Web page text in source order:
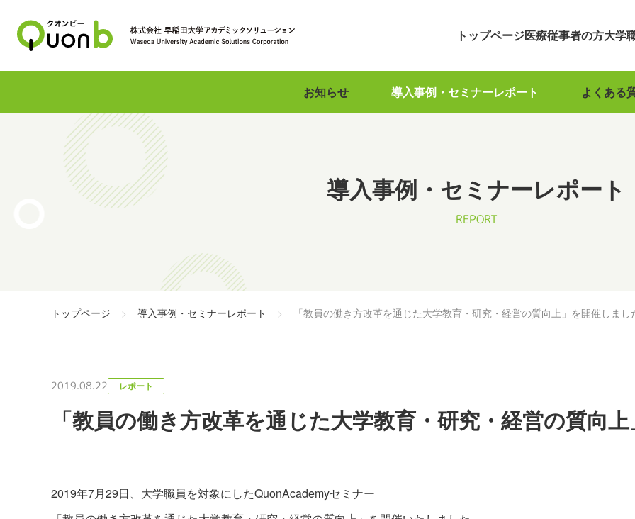
トップページ医療従事者の方大学
お知らせ 導入事例・セミナーレポート よくある
導入事例・セミナーレポート
REPORT
トップページ 導入事例・セミナーレポート 「教員の働き方改革を通じた大学教育・研究・経営の質向上」を開催しまし
2019.08.22 レポート
「教員の働き方改革を通じた大学教育・研究・経営の質向
2019年7月29日、大学職員を対象にしたQuonAcademyセミナー